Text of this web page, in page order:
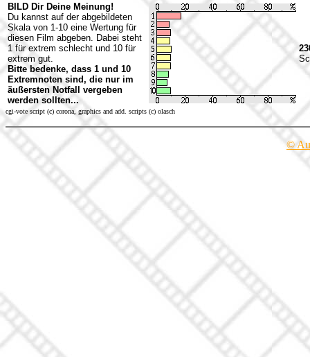
BILD Dir Deine Meinung!
Du kannst auf der abgebildeten
Skala von 1-10 eine Wertung für
diesen Film abgeben. Dabei steht
1 für extrem schlecht und 10 für
extrem gut.
Bitte bedenke, dass 1 und 10
Extremnoten sind, die nur im
äußersten Notfall vergeben
werden sollten...
cgi-vote script (c) corona, graphics and add. scripts (c) olasch
©